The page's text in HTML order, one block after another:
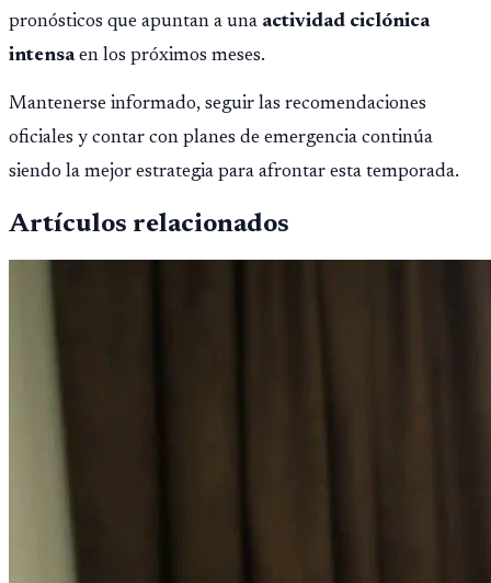
pronósticos que apuntan a una actividad ciclónica
intensaen los próximos meses.
Mantenerse informado, seguir las recomendaciones
oficiales y contar con planes de emergencia continúa
siendo la mejor estrategia para afrontar esta temporada.
Artículos relacionados